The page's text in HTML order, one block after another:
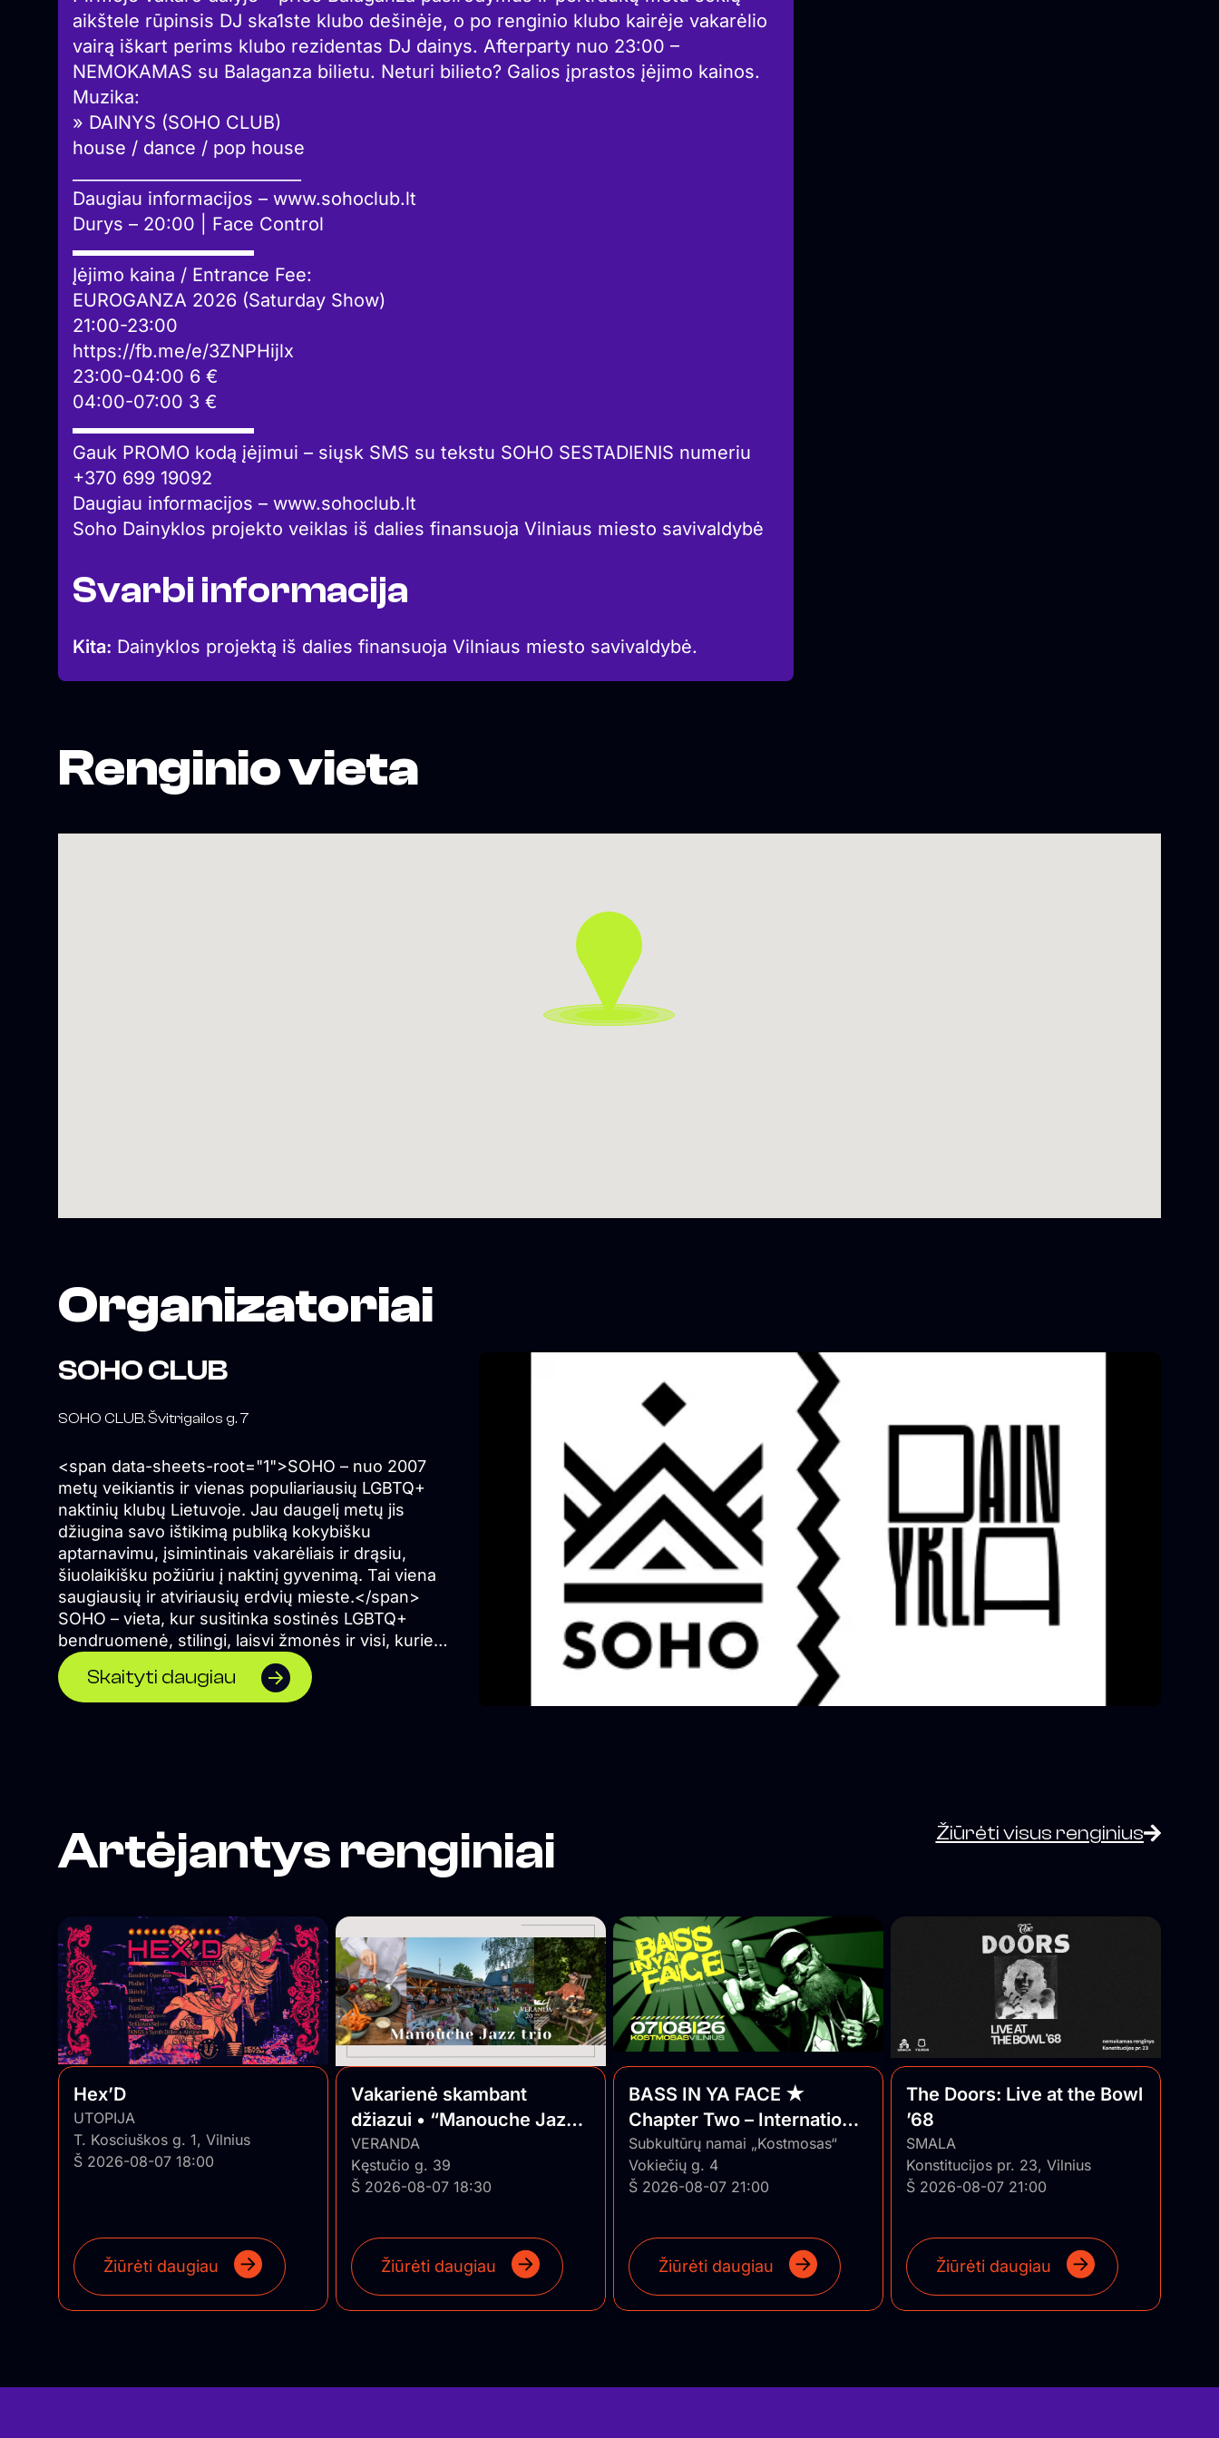
aikštele rūpinsis DJ ska1ste klubo dešinėje, o po renginio klubo kairėje vakarėlio
vairą iškart perims klubo rezidentas DJ dainys. Afterparty nuo 23:00 –
NEMOKAMAS su Balaganza bilietu. Neturi bilieto? Galios įprastos įėjimo kainos.
Muzika:
» DAINYS (SOHO CLUB)
house / dance / pop house
Daugiau informacijos – www.sohoclub.lt
Durys – 20:00 | Face Control
▬▬▬▬▬▬▬▬▬▬
Įėjimo kaina / Entrance Fee:
EUROGANZA 2026 (Saturday Show)
21:00-23:00
https://fb.me/e/3ZNPHijlx
23:00-04:00 6 €
04:00-07:00 3 €
▬▬▬▬▬▬▬▬▬▬
Gauk PROMO kodą įėjimui – siųsk SMS su tekstu SOHO SESTADIENIS numeriu
+370 699 19092
Daugiau informacijos – www.sohoclub.lt
Soho Dainyklos projekto veiklas iš dalies finansuoja Vilniaus miesto savivaldybė
Svarbi informacija
Kita: Dainyklos projektą iš dalies finansuoja Vilniaus miesto savivaldybė.
Renginio vieta
Organizatoriai
SOHO CLUB
SOHO CLUB. Švitrigailos g. 7
<span data-sheets-root="1">SOHO – nuo 2007
metų veikiantis ir vienas populiariausių LGBTQ+
naktinių klubų Lietuvoje. Jau daugelį metų jis
džiugina savo ištikimą publiką kokybišku
aptarnavimu, įsimintinais vakarėliais ir drąsiu,
šiuolaikišku požiūriu į naktinį gyvenimą. Tai viena
saugiausių ir atviriausių erdvių mieste.</span>
SOHO – vieta, kur susitinka sostinės LGBTQ+
bendruomenė, stilingi, laisvi žmonės ir visi, kurie
ieško geros energijos bei nepamirštamų nakties
akimirkų.
Skaityti daugiau
Artėjantys renginiai Žiūrėti visus renginius
Hex’D
UTOPIJA
T. Kosciuškos g. 1, Vilnius
Š 2026-08-07 18:00
Žiūrėti daugiau
Vakarienė skambant
džiazui • “Manouche Jazz
trio”
VERANDA
Kęstučio g. 39
Š 2026-08-07 18:30
Žiūrėti daugiau
BASS IN YA FACE ★
Chapter Two – International
Series ★ Vilnius/Lithuania
Subkultūrų namai „Kostmosas“
Vokiečių g. 4
Š 2026-08-07 21:00
Žiūrėti daugiau
The Doors: Live at the Bowl
’68
SMALA
Konstitucijos pr. 23, Vilnius
Š 2026-08-07 21:00
Žiūrėti daugiau